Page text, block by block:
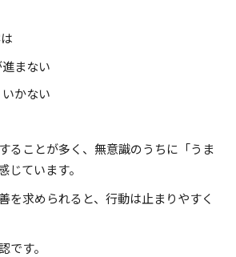
まない
かない
ることが多く、無意識のうちに「うま
じています。
を求められると、行動は止まりやすく
です。